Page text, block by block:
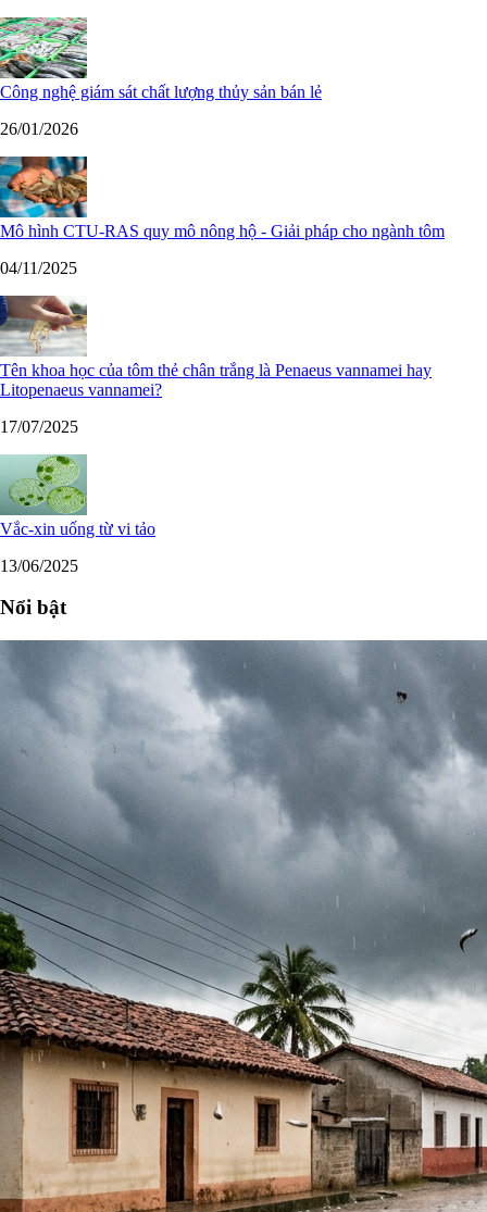
Công nghệ giám sát chất lượng thủy sản bán lẻ
26/01/2026
Mô hình CTU-RAS quy mô nông hộ - Giải pháp cho ngành tôm
04/11/2025
Tên khoa học của tôm thẻ chân trắng là Penaeus vannamei hay
Litopenaeus vannamei?
17/07/2025
Vắc-xin uống từ vi tảo
13/06/2025
Nổi bật